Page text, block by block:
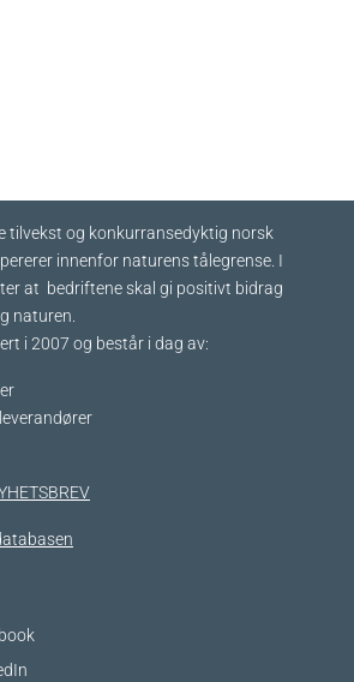
tilvekst og konkurransedyktig norsk
innenfor naturens tålegrense. I
at bedriftene skal gi positivt bidrag
naturen.
i 2007 og består i dag av: